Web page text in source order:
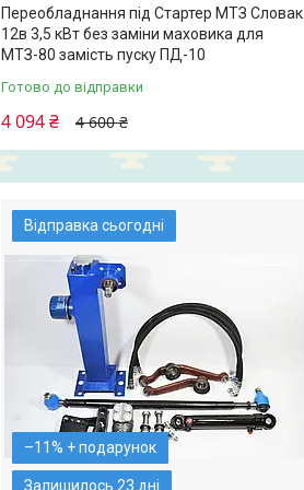
Переобладнання під Стартер МТЗ Словак
12в 3,5 кВт без заміни маховика для
МТЗ-80 замість пуску ПД-10
Готово до відправки
4 600 ₴
4 094 ₴
Відправка сьогодні
–11%
Залишилось 23 дні